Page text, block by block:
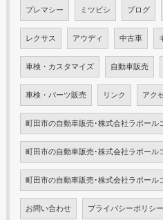
プレマシー ミツビシ ブログ
レクサス アウディ 中古車
車検・カスタマイズ 自動車販売
車検・パーツ販売 リンク アク
町田市の自動車販売･株式会社ラポール
町田市の自動車販売･株式会社ラポール
町田市の自動車販売･株式会社ラポール
お問い合わせ プライバシーポリシー